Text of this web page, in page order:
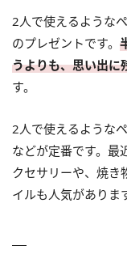
2人で使えるような
のプレゼントです。
うよりも、思い出に
す。
2人で使えるような
などが定番です。最
クセサリーや、焼き
イルも人気がありま